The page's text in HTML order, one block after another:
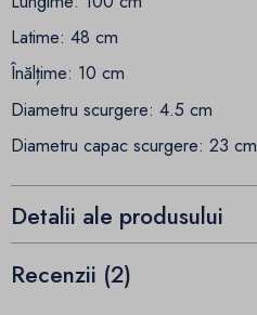
Latime: 48 cm
Înălțime: 10 cm
Diametru scurgere: 4.5 cm
Diametru capac scurgere: 23 cm
Detalii ale produsului
Recenzii (2)